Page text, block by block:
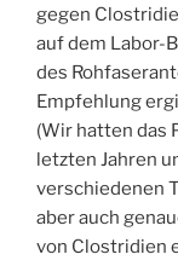
gegen
auf dem Labor-
des
Empfehlung
(Wir hatten das
letzten Jahren
verschiedenen
aber auch
von Clostridien